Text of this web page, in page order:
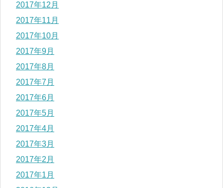
2017年12月
2017年11月
2017年10月
2017年9月
2017年8月
2017年7月
2017年6月
2017年5月
2017年4月
2017年3月
2017年2月
2017年1月